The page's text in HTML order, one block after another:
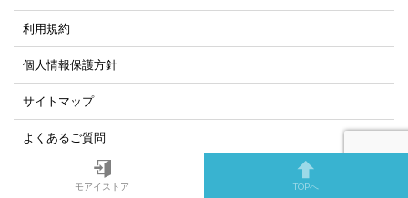
利用規約
個人情報保護方針
サイトマップ
よくあるご質問
モアイストア TOPへ